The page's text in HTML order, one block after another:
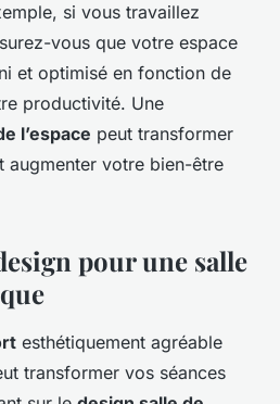
si vous travaillez
vous que votre espace
et optimisé en fonction de
productivité. Une
l’espace peut transformer
augmenter votre bien-être
pour une salle
esthétiquement agréable
transformer vos séances